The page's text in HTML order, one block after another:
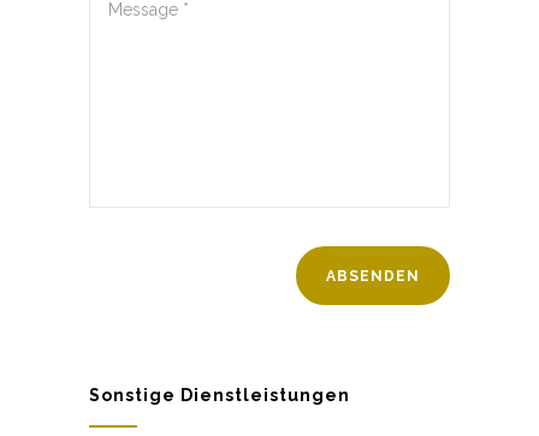
Sonstige Dienstleistungen